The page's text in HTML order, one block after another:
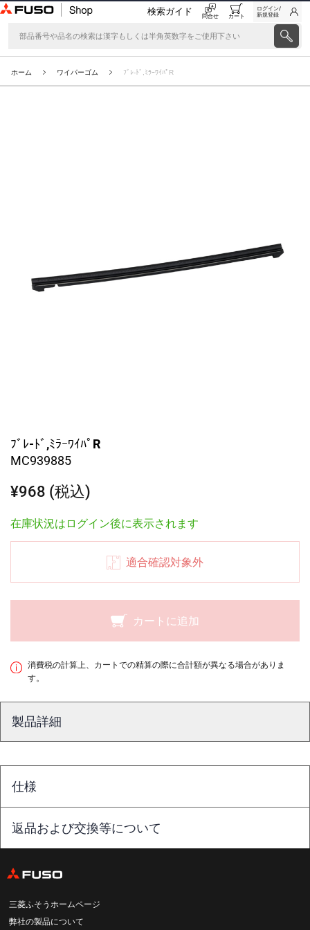
検索ガイド 問合せ カート
ログイン/
新規登録
ホーム ワイパーゴム ﾌﾞﾚ-ﾄﾞ,ﾐﾗｰﾜｲﾊﾟR
ﾌﾞﾚ-ﾄﾞ,ﾐﾗｰﾜｲﾊﾟR
MC939885
¥968 (税込)
在庫状況はログイン後に表示されます
適合確認対象外
カートに追加
消費税の計算上、カートでの精算の際に合計額が異なる場合がありま
す。
製品詳細
仕様
返品および交換等について
三菱ふそうホームページ
弊社の製品について